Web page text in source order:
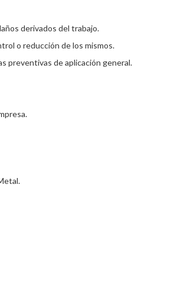
derivados del trabajo.
o reducción de los mismos.
preventivas de aplicación general.